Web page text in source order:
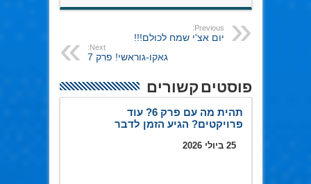
Previous:
יום אצ'י שמח לכולם!!!
Next:
גאקו-גוראשי! פרק 7
פוסטים קשורים
תהית מה עם פרק 6? עוד
פרויקטים? הגיע הזמן לדבר
25 ביולי 2026